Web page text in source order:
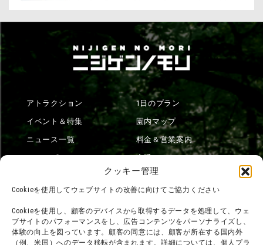
クッキー管理
Cookieを使用してウェブサイトの改善に向けてご協力ください
Cookieを使用し、顧客のデバイスから取得するデータを処理して、ウェ
ブサイトのパフォーマンスをし、広告コンテンツをパーソナライズし、
体験の向上を図っています。顧客の同意には、顧客が所在する国内外
（例、米国）へのデータ移転が含まれます。詳細については、個人プラ
アトラクション
イベント＆特集
ニュース一覧
ショップ
オンラインショップ
宿泊
1日のプラン
園内マップ
料金＆営業案内
交通アクセス
ニジゲンノモリとは？